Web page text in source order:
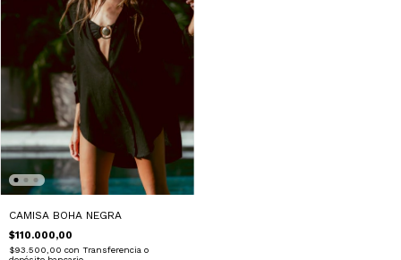
CAMISA BOHA NEGRA
$110.000,00
$93.500,00 con Transferencia o